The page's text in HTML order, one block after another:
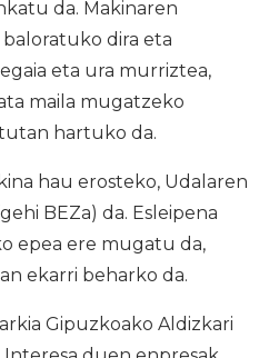
da. Makinaren
dira eta
eta ura murriztea,
maila mugatzeko
hartuko da.
hau erosteko, Udalaren
BEZa) da. Esleipena
epea ere mugatu da,
ekarri beharko da.
Gipuzkoako Aldizkari